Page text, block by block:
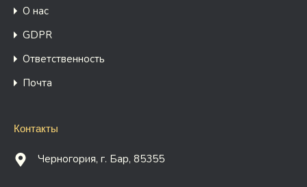
О нас
GDPR
Ответственность
Почта
Контакты
Черногория, г. Бар, 85355